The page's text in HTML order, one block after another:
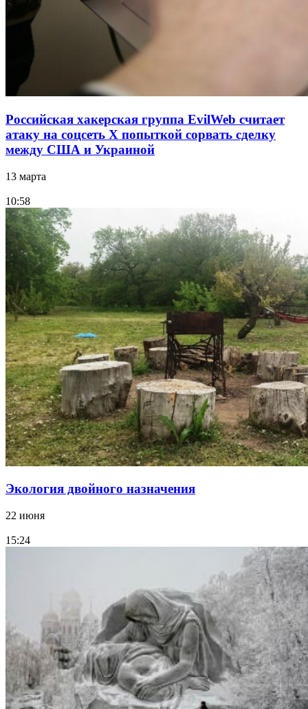
Российская хакерская группа EvilWeb считает
атаку на соцсеть Х попыткой сорвать сделку
между США и Украиной
13 марта
10:58
Экология двойного назначения
22 июня
15:24